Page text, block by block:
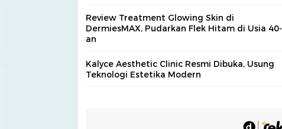
Review Treatment Glowing Skin di
DermiesMAX, Pudarkan Flek Hitam di Usia 40-
an
Kalyce Aesthetic Clinic Resmi Dibuka, Usung
Teknologi Estetika Modern